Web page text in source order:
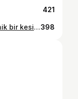
421
milli takım kamp serüveninden minik bir kesit 🇹🇷 / bir yıl aradan sonra post atınca gülmeden edilmiyor 😆398